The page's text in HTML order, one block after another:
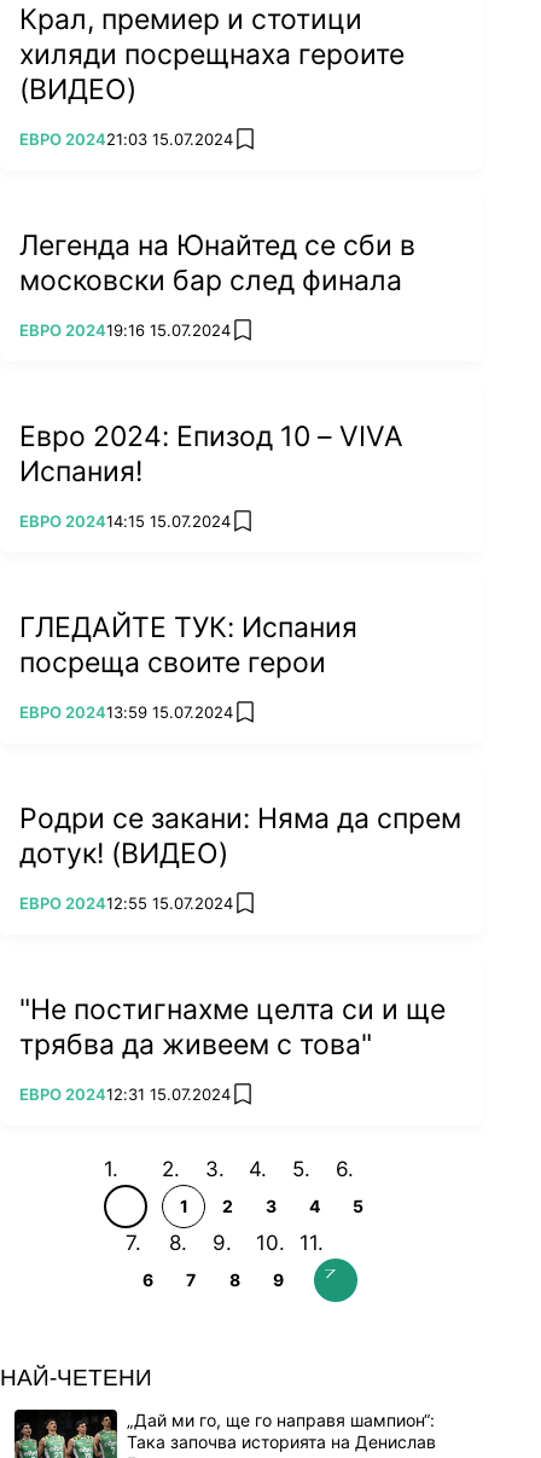
ЕВРО 2024: Епизод 8 - Орангутан с
прогнози и голфърите в Англия
увеличи головата си сметка, в която към този
момент стоят 36 гола за “Ла Фурия”. Това
означава, че острието на Атлетико Мадрид
може да изравни постижението на Фернандо
А дали ще успее?Отговорът ще даде самият
той след броени часове.
Крал, премиер и стотици
хиляди посрещнаха героите
(ВИДЕО)
ПОВЕЧЕ ОТ
ЕВРО 202421:03 15.07.2024 add favorites
Легенда на Юнайтед се сби в
московски бар след финала
ПОВЕЧЕ ОТ
ЕВРО 202419:16 15.07.2024 add favorites
Евро 2024: Епизод 10 – VIVA
Испания!
ПОВЕЧЕ ОТ
ЕВРО 202414:15 15.07.2024 add favorites
ГЛЕДАЙТЕ ТУК: Испания
посреща своите герои
ПОВЕЧЕ ОТ
ЕВРО 202413:59 15.07.2024 add favorites
Родри се закани: Няма да спрем
дотук! (ВИДЕО)
ПОВЕЧЕ ОТ
ЕВРО 202412:55 15.07.2024 add favorites
"Не постигнахме целта си и ще
трябва да живеем с това"
ПОВЕЧЕ ОТ
ЕВРО 202412:31 15.07.2024 add favorites
1 2 3 4 5
6 7 8 9
НАЙ-ЧЕТЕНИ
„Дай ми го, ще го направя шампион“:
Така започва историята на Денислав